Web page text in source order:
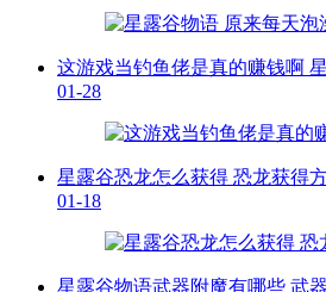
这游戏当钓鱼佬是真的赚钱啊
01-28
星露谷恐龙怎么获得 恐龙获得
01-18
星露谷物语武器附魔有哪些 武